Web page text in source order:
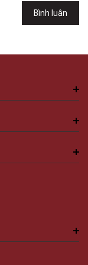
Bình luận